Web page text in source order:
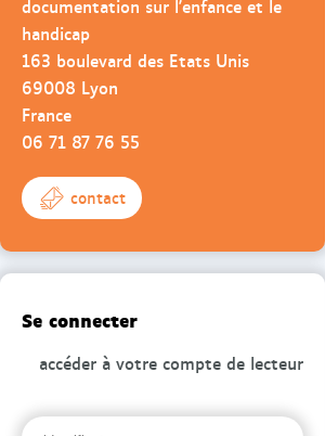
documentation sur l'enfance et le
handicap
163 boulevard des Etats Unis
69008 Lyon
France
06 71 87 76 55
contact
Se connecter
accéder à votre compte de lecteur